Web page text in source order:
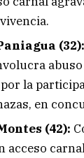
(32):
la
en
(42):
acceso